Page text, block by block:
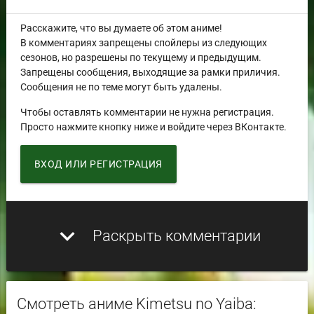
Расскажите, что вы думаете об этом аниме!
В комментариях запрещены спойлеры из следующих
сезонов, но разрешены по текущему и предыдущим.
Запрещены сообщения, выходящие за рамки приличия.
Сообщения не по теме могут быть удалены.
Чтобы оставлять комментарии не нужна регистрация.
Просто нажмите кнопку ниже и войдите через ВКонтакте.
ВХОД ИЛИ РЕГИСТРАЦИЯ
expand_more Раскрыть комментарии
Смотреть аниме Kimetsu no Yaiba: